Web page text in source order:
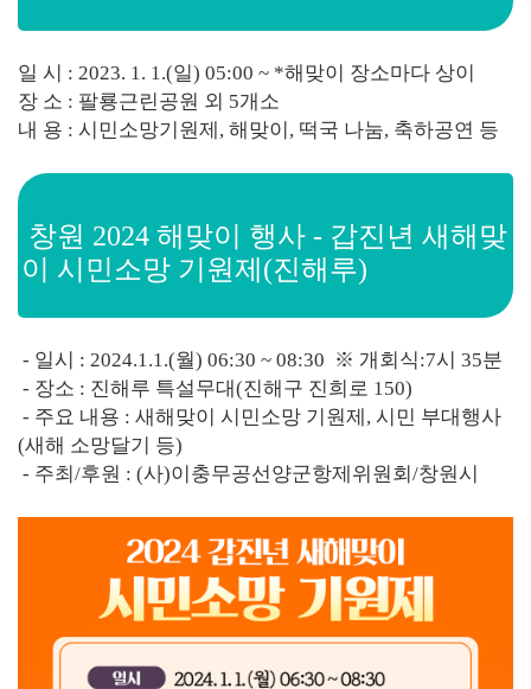
일 시 : 2023. 1. 1.(일) 05:00 ~ *해맞이 장소마다 상이
장 소 : 팔룡근린공원 외 5개소
내 용 : 시민소망기원제, 해맞이, 떡국 나눔, 축하공연 등
창원 2024 해맞이 행사 - 갑진년 새해맞
이 시민소망 기원제(진해루)
- 일시 : 2024.1.1.(월) 06:30 ~ 08:30 ※ 개회식:7시 35분
- 장소 : 진해루 특설무대(진해구 진희로 150)
- 주요 내용 : 새해맞이 시민소망 기원제, 시민 부대행사
(새해 소망달기 등)
- 주최/후원 : (사)이충무공선양군항제위원회/창원시